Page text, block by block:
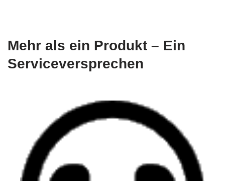
Mehr als ein Produkt – Ein
Serviceversprechen